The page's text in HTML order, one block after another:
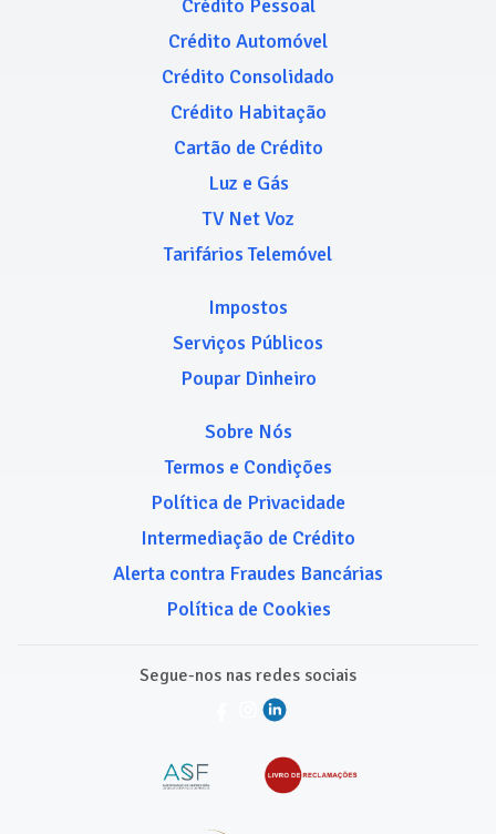
Crédito Pessoal
Crédito Automóvel
Crédito Consolidado
Crédito Habitação
Cartão de Crédito
Luz e Gás
TV Net Voz
Tarifários Telemóvel
Impostos
Serviços Públicos
Poupar Dinheiro
Sobre Nós
Termos e Condições
Política de Privacidade
Intermediação de Crédito
Alerta contra Fraudes Bancárias
Política de Cookies
Segue-nos nas redes sociais